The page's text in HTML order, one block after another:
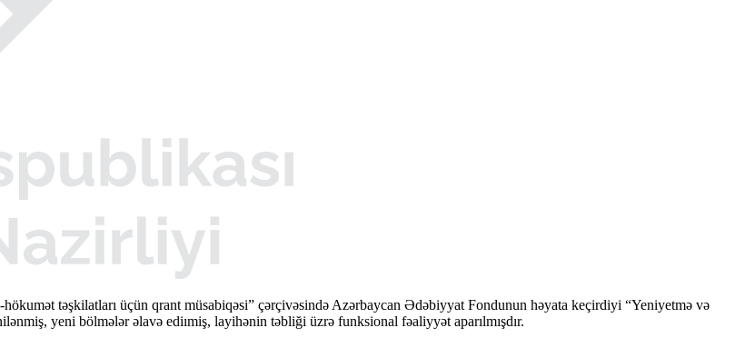
təşkilatları üçün qrant müsabiqəsi” çərçivəsində Azərbaycan Ədəbiyyat Fondunun həyata keçirdiyi “Yeniyetmə və
yeni bölmələr əlavə ediımiş, layihənin təbliği üzrə funksional fəaliyyət aparılmışdır.